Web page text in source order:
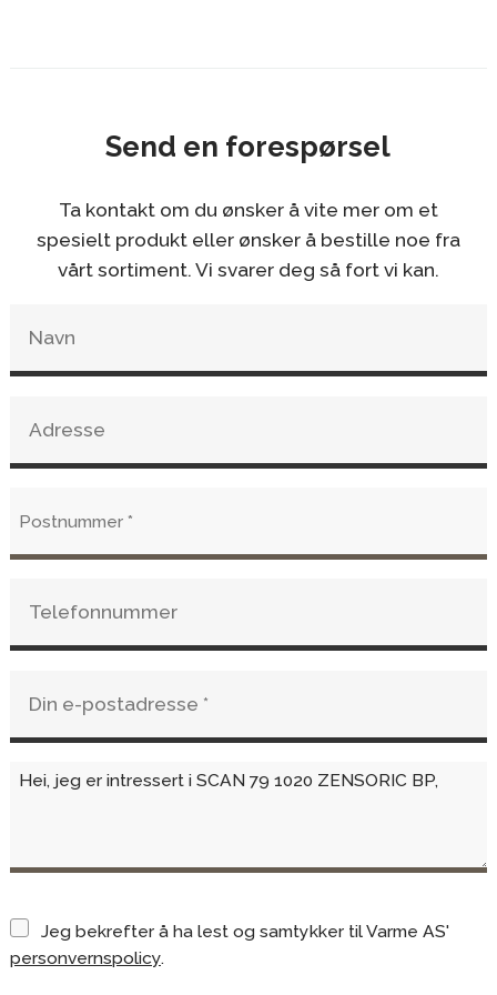
Send en forespørsel
Ta kontakt om du ønsker å vite mer om et
spesielt produkt eller ønsker å bestille noe fra
vårt sortiment. Vi svarer deg så fort vi kan.
Jeg bekrefter å ha lest og samtykker til Varme AS'
personvernspolicy.